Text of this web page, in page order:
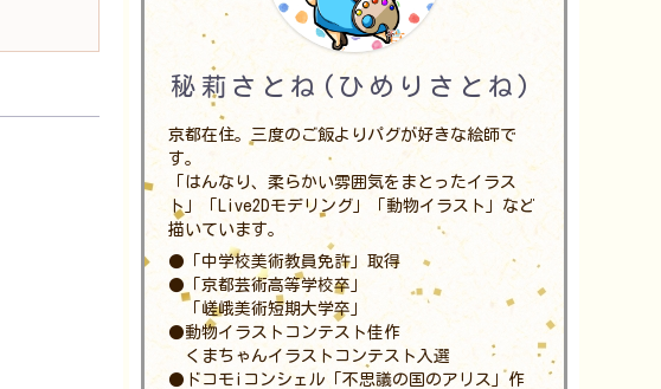
秘莉さとね(ひめりさとね)
京都在住。三度のご飯よりパグが好きな絵師で
す。
「はんなり、柔らかい雰囲気をまとったイラス
ト」「Live2Dモデリング」「動物イラスト」など
描いています。
●「中学校美術教員免許」取得
●「京都芸術高等学校卒」
「嵯峨美術短期大学卒」
●動物イラストコンテスト佳作
くまちゃんイラストコンテスト入選
●ドコモiコンシェル「不思議の国のアリス」作